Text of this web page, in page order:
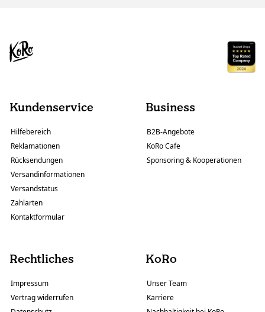
Kundenservice
Hilfebereich
Reklamationen
Rücksendungen
Versandinformationen
Versandstatus
Zahlarten
Kontaktformular
Business
B2B-Angebote
KoRo Cafe
Sponsoring & Kooperationen
Rechtliches
Impressum
Vertrag widerrufen
KoRo
Unser Team
Karriere